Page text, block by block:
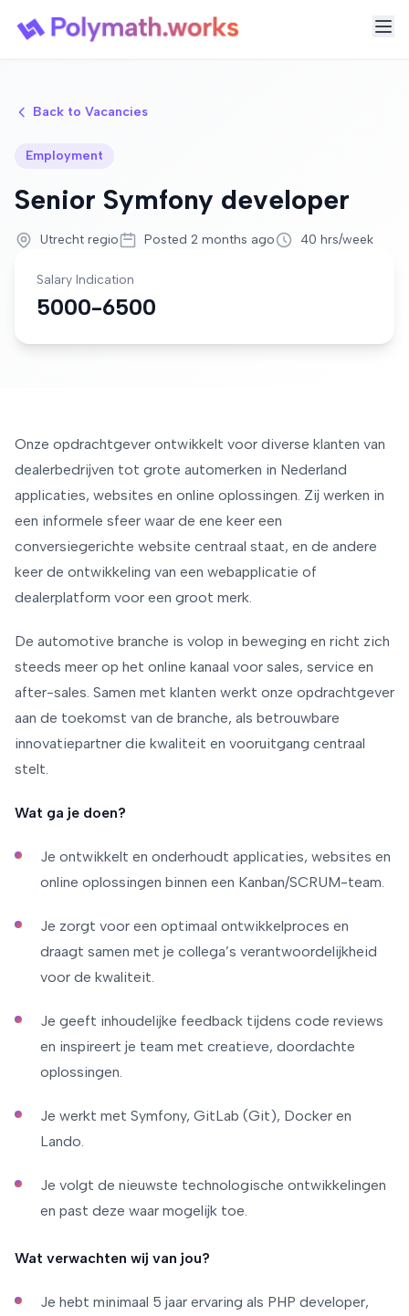
Back to Vacancies
Employment
Senior Symfony developer
Utrecht regio Posted 2 months ago 40 hrs/week
Salary Indication
5000-6500
Onze opdrachtgever ontwikkelt voor diverse klanten van
dealerbedrijven tot grote automerken in Nederland
applicaties, websites en online oplossingen. Zij werken in
een informele sfeer waar de ene keer een
conversiegerichte website centraal staat, en de andere
keer de ontwikkeling van een webapplicatie of
dealerplatform voor een groot merk.
De automotive branche is volop in beweging en richt zich
steeds meer op het online kanaal voor sales, service en
after-sales. Samen met klanten werkt onze opdrachtgever
aan de toekomst van de branche, als betrouwbare
innovatiepartner die kwaliteit en vooruitgang centraal
stelt.
Wat ga je doen?
Je ontwikkelt en onderhoudt applicaties, websites en
online oplossingen binnen een Kanban/SCRUM-team.
Je zorgt voor een optimaal ontwikkelproces en
draagt samen met je collega’s verantwoordelijkheid
voor de kwaliteit.
Je geeft inhoudelijke feedback tijdens code reviews
en inspireert je team met creatieve, doordachte
oplossingen.
Je werkt met Symfony, GitLab (Git), Docker en
Lando.
Je volgt de nieuwste technologische ontwikkelingen
en past deze waar mogelijk toe.
Wat verwachten wij van jou?
Je hebt minimaal 5 jaar ervaring als PHP developer,